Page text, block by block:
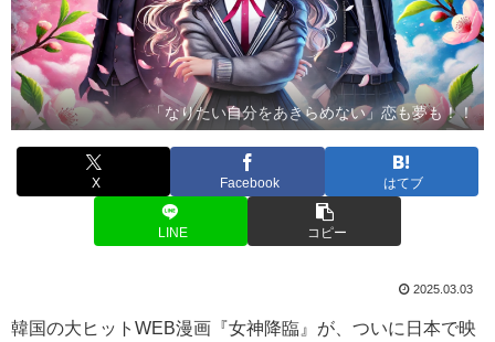
「なりたい自分をあきらめない」恋も夢も！！
X Facebook はてブ
LINE コピー
2025.03.03
韓国の大ヒットWEB漫画『女神降臨』が、ついに日本で映